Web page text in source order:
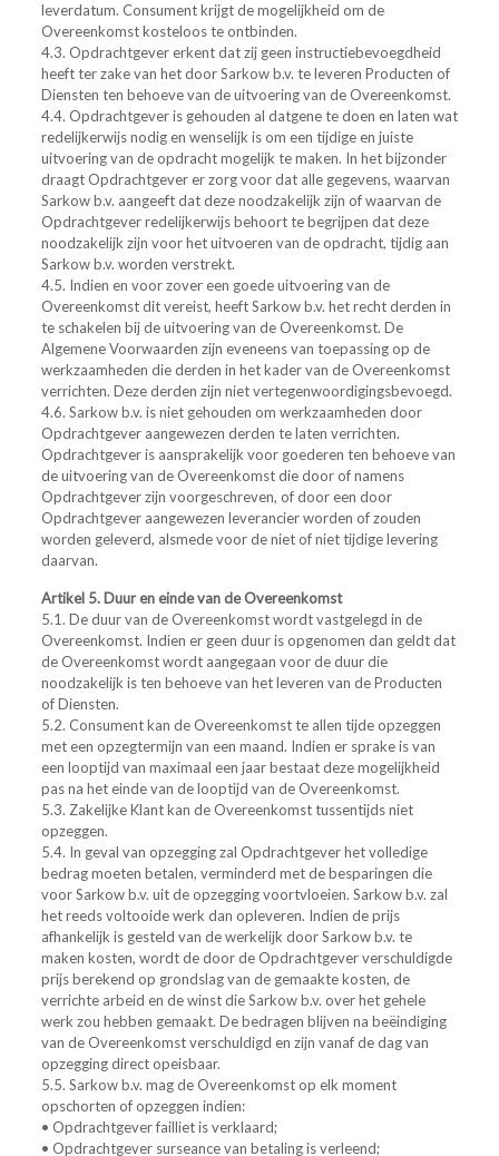
leverdatum. Consument krijgt de mogelijkheid om de
Overeenkomst kosteloos te ontbinden.
4.3. Opdrachtgever erkent dat zij geen instructiebevoegdheid
heeft ter zake van het door Sarkow b.v. te leveren Producten of
Diensten ten behoeve van de uitvoering van de Overeenkomst.
4.4. Opdrachtgever is gehouden al datgene te doen en laten wat
redelijkerwijs nodig en wenselijk is om een tijdige en juiste
uitvoering van de opdracht mogelijk te maken. In het bijzonder
draagt Opdrachtgever er zorg voor dat alle gegevens, waarvan
Sarkow b.v. aangeeft dat deze noodzakelijk zijn of waarvan de
Opdrachtgever redelijkerwijs behoort te begrijpen dat deze
noodzakelijk zijn voor het uitvoeren van de opdracht, tijdig aan
Sarkow b.v. worden verstrekt.
4.5. Indien en voor zover een goede uitvoering van de
Overeenkomst dit vereist, heeft Sarkow b.v. het recht derden in
te schakelen bij de uitvoering van de Overeenkomst. De
Algemene Voorwaarden zijn eveneens van toepassing op de
werkzaamheden die derden in het kader van de Overeenkomst
verrichten. Deze derden zijn niet vertegenwoordigingsbevoegd.
4.6. Sarkow b.v. is niet gehouden om werkzaamheden door
Opdrachtgever aangewezen derden te laten verrichten.
Opdrachtgever is aansprakelijk voor goederen ten behoeve van
de uitvoering van de Overeenkomst die door of namens
Opdrachtgever zijn voorgeschreven, of door een door
Opdrachtgever aangewezen leverancier worden of zouden
worden geleverd, alsmede voor de niet of niet tijdige levering
daarvan.
Artikel 5. Duur en einde van de Overeenkomst
5.1. De duur van de Overeenkomst wordt vastgelegd in de
Overeenkomst. Indien er geen duur is opgenomen dan geldt dat
de Overeenkomst wordt aangegaan voor de duur die
noodzakelijk is ten behoeve van het leveren van de Producten
of Diensten.
5.2. Consument kan de Overeenkomst te allen tijde opzeggen
met een opzegtermijn van een maand. Indien er sprake is van
een looptijd van maximaal een jaar bestaat deze mogelijkheid
pas na het einde van de looptijd van de Overeenkomst.
5.3. Zakelijke Klant kan de Overeenkomst tussentijds niet
opzeggen.
5.4. In geval van opzegging zal Opdrachtgever het volledige
bedrag moeten betalen, verminderd met de besparingen die
voor Sarkow b.v. uit de opzegging voortvloeien. Sarkow b.v. zal
het reeds voltooide werk dan opleveren. Indien de prijs
afhankelijk is gesteld van de werkelijk door Sarkow b.v. te
maken kosten, wordt de door de Opdrachtgever verschuldigde
prijs berekend op grondslag van de gemaakte kosten, de
verrichte arbeid en de winst die Sarkow b.v. over het gehele
werk zou hebben gemaakt. De bedragen blijven na beëindiging
van de Overeenkomst verschuldigd en zijn vanaf de dag van
opzegging direct opeisbaar.
5.5. Sarkow b.v. mag de Overeenkomst op elk moment
opschorten of opzeggen indien:
• Opdrachtgever failliet is verklaard;
• Opdrachtgever surseance van betaling is verleend;